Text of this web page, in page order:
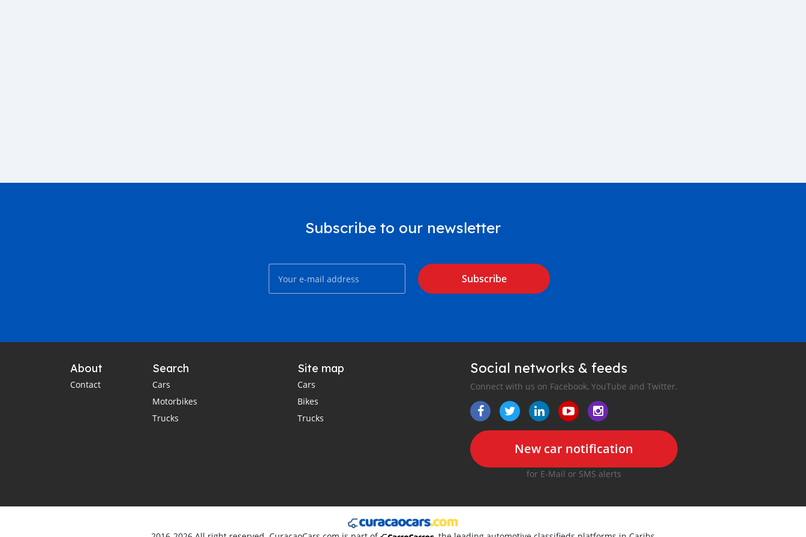
Subscribe to our newsletter
Subscribe
About
Contact
Search
Cars
Motorbikes
Trucks
Site map
Cars
Bikes
Trucks
Social networks & feeds
Connect with us on Facebook, YouTube and Twitter.
New car notification
for E-Mail or SMS alerts